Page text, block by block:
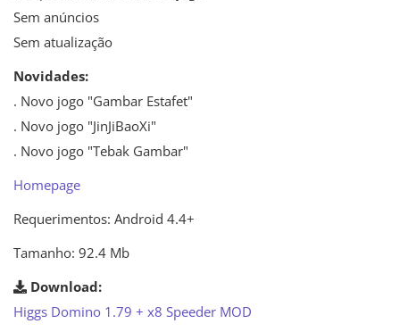
Sem anúncios
Sem atualização
Novidades:
. Novo jogo "Gambar Estafet"
. Novo jogo "JinJiBaoXi"
. Novo jogo "Tebak Gambar"
Homepage
Requerimentos: Android 4.4+
Tamanho: 92.4 Mb
Download:
Higgs Domino 1.79 + x8 Speeder MOD